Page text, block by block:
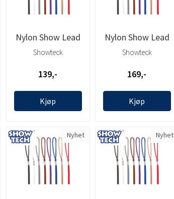
Nylon Show Lead
(Black) 0.5x87cm
Showteck
139,-
Kjøp
Nylon Show Lead
(Black) 0.7x87cm
Showteck
169,-
Kjøp
Nyhet Nyhet